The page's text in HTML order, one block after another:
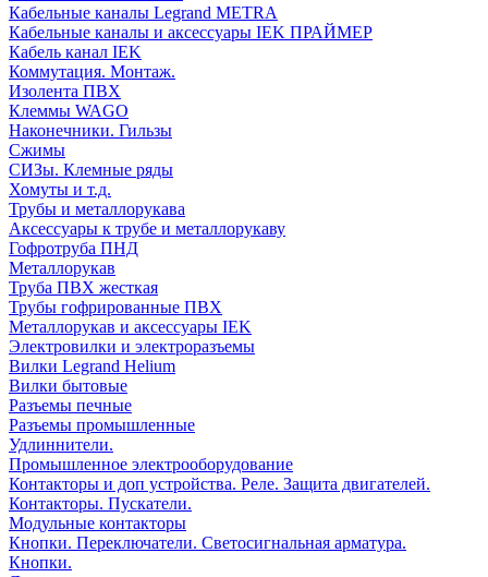
Кабельные каналы Legrand METRA
Кабельные каналы и аксессуары IEK ПРАЙМЕР
Кабель канал IEK
Коммутация. Монтаж.
Изолента ПВХ
Клеммы WAGO
Наконечники. Гильзы
Сжимы
СИЗы. Клемные ряды
Хомуты и т.д.
Трубы и металлорукава
Аксессуары к трубе и металлорукаву
Гофротруба ПНД
Металлорукав
Труба ПВХ жесткая
Трубы гофрированные ПВХ
Металлорукав и аксессуары IEK
Электровилки и электроразъемы
Вилки Legrand Helium
Вилки бытовые
Разъемы печные
Разъемы промышленные
Удлиннители.
Промышленное электрооборудование
Контакторы и доп устройства. Реле. Защита двигателей.
Контакторы. Пускатели.
Модульные контакторы
Кнопки. Переключатели. Светосигнальная арматура.
Кнопки.